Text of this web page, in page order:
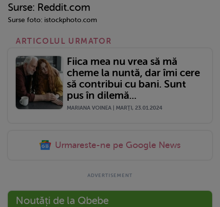
Surse: Reddit.com
Surse foto: istockphoto.com
ARTICOLUL URMATOR
Fiica mea nu vrea să mă
cheme la nuntă, dar îmi cere
să contribui cu bani. Sunt
pus în dilemă...
MARIANA VOINEA | MARŢI, 23.01.2024
Urmareste-ne pe Google News
Noutăți de la Qbebe